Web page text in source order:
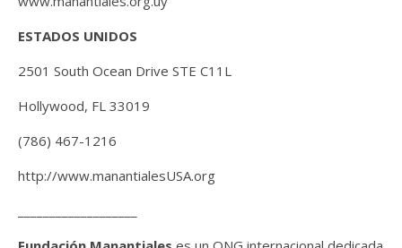
ESTADOS UNIDOS
2501 South Ocean Drive STE C11L
Hollywood, FL 33019
(786) 467-1216
http://www.manantialesUSA.org